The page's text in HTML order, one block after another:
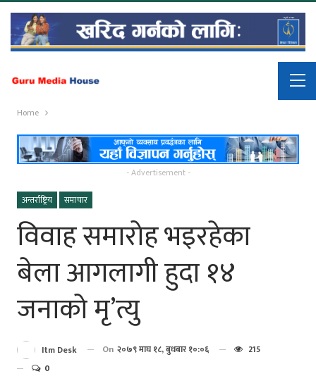
Home
- Advertisement -
अन्तर्राष्ट्रिय
समाचार
विवाह समारोह भइरहेका
बेला आगलागी हुदा १४
जनाको मृ’त्यु
Itm Desk On २०७९ माघ १८, बुधबार १०:०६
215
0